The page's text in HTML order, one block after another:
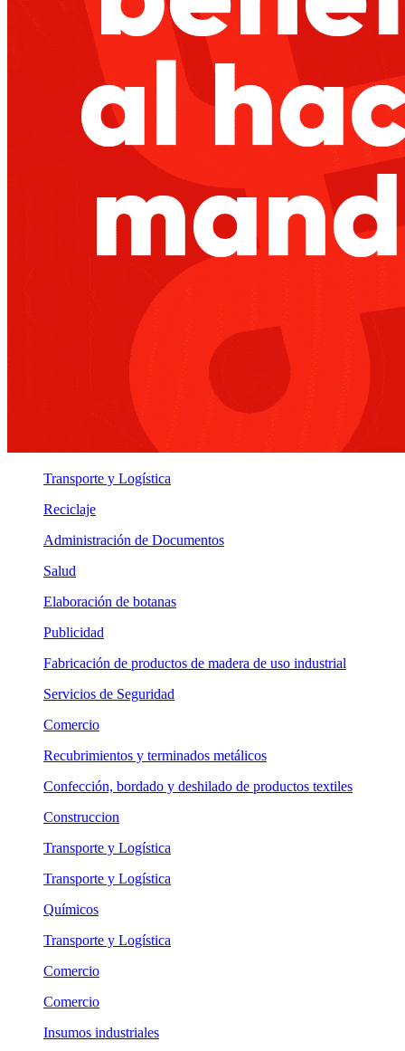
Transporte y Logística
Reciclaje
Administración de Documentos
Salud
Elaboración de botanas
Publicidad
Fabricación de productos de madera de uso industrial
Servicios de Seguridad
Comercio
Recubrimientos y terminados metálicos
Confección, bordado y deshilado de productos textiles
Construccion
Transporte y Logística
Transporte y Logística
Químicos
Transporte y Logística
Comercio
Comercio
Insumos industriales